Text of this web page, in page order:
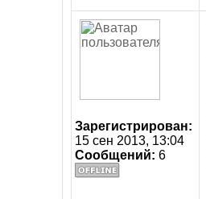
Зарегистрирован:
15 сен 2013, 13:04
Сообщений: 6